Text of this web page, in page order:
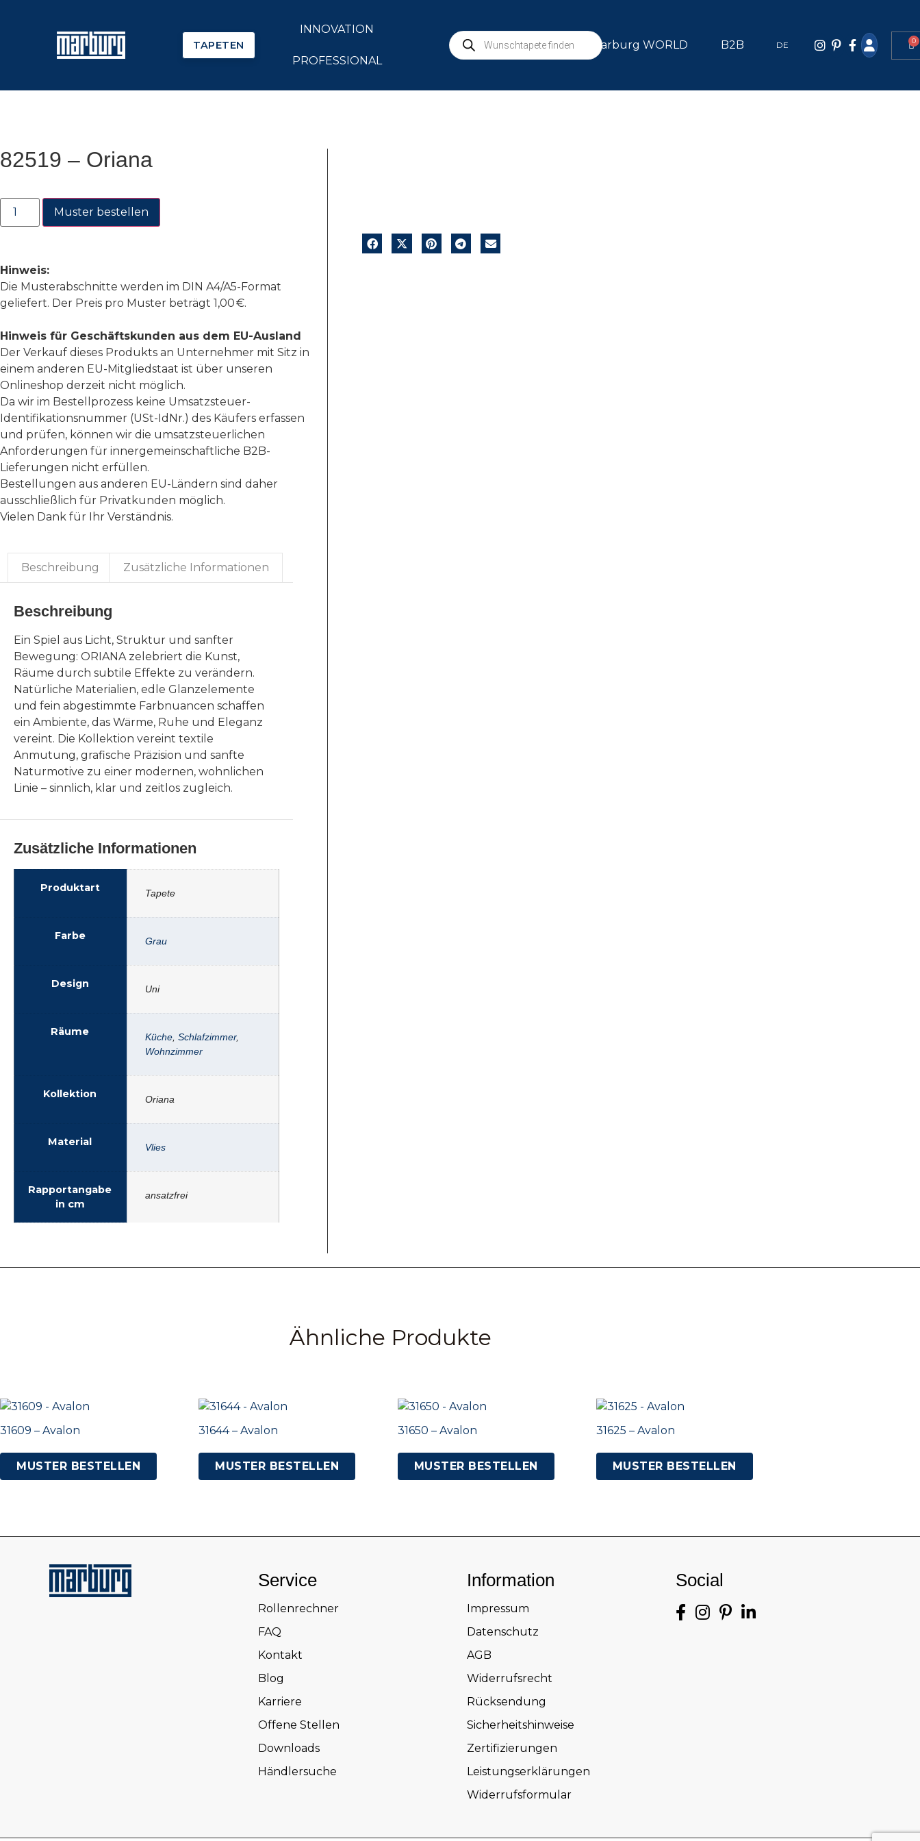
TAPETEN
INNOVATION
PROFESSIONAL
marburg WORLD B2B DE 0
82519 – Oriana
Muster bestellen
Hinweis:
Die Musterabschnitte werden im DIN A4/A5-Format
geliefert. Der Preis pro Muster beträgt 1,00 €.
Hinweis für Geschäftskunden aus dem EU-Ausland
Der Verkauf dieses Produkts an Unternehmer mit Sitz in
einem anderen EU-Mitgliedstaat ist über unseren
Onlineshop derzeit nicht möglich.
Da wir im Bestellprozess keine Umsatzsteuer-
Identifikationsnummer (USt-IdNr.) des Käufers erfassen
und prüfen, können wir die umsatzsteuerlichen
Anforderungen für innergemeinschaftliche B2B-
Lieferungen nicht erfüllen.
Bestellungen aus anderen EU-Ländern sind daher
ausschließlich für Privatkunden möglich.
Vielen Dank für Ihr Verständnis.
Beschreibung Zusätzliche Informationen
Beschreibung
Ein Spiel aus Licht, Struktur und sanfter
Bewegung: ORIANA zelebriert die Kunst,
Räume durch subtile Effekte zu verändern.
Natürliche Materialien, edle Glanzelemente
und fein abgestimmte Farbnuancen schaffen
ein Ambiente, das Wärme, Ruhe und Eleganz
vereint. Die Kollektion vereint textile
Anmutung, grafische Präzision und sanfte
Naturmotive zu einer modernen, wohnlichen
Linie – sinnlich, klar und zeitlos zugleich.
Zusätzliche Informationen
Produktart Tapete
Farbe Grau
Design Uni
Räume Küche, Schlafzimmer,
Wohnzimmer
Kollektion Oriana
Material Vlies
Rapportangabe
in cm
ansatzfrei
Ähnliche Produkte
31609 – Avalon
MUSTER BESTELLEN
31644 – Avalon
MUSTER BESTELLEN
31650 – Avalon
MUSTER BESTELLEN
31625 – Avalon
MUSTER BESTELLEN
Service
Rollenrechner
FAQ
Kontakt
Blog
Karriere
Offene Stellen
Downloads
Händlersuche
Information
Impressum
Datenschutz
AGB
Widerrufsrecht
Rücksendung
Sicherheitshinweise
Zertifizierungen
Leistungserklärungen
Widerrufsformular
Social